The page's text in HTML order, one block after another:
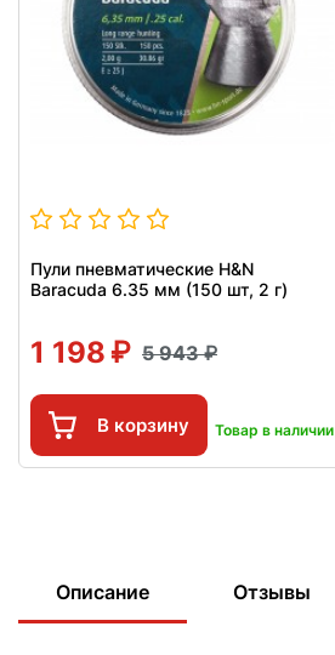
Пули пневматические H&N
Baracuda 6.35 мм (150 шт, 2 г)
1 198 5 943
В корзину Товар в наличии
Описание Отзывы